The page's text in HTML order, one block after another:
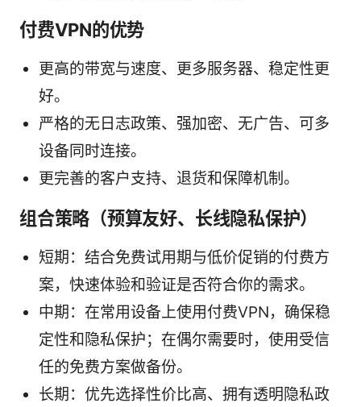
付费VPN的优势
更高的带宽与速度、更多服务器、稳定性更
好。
严格的无日志政策、强加密、无广告、可多
设备同时连接。
更完善的客户支持、退货和保障机制。
组合策略（预算友好、长线隐私保护）
短期：结合免费试用期与低价促销的付费方
案，快速体验和验证是否符合你的需求。
中期：在常用设备上使用付费VPN，确保稳
定性和隐私保护；在偶尔需要时，使用受信
任的免费方案做备份。
长期：优先选择性价比高、拥有透明隐私政